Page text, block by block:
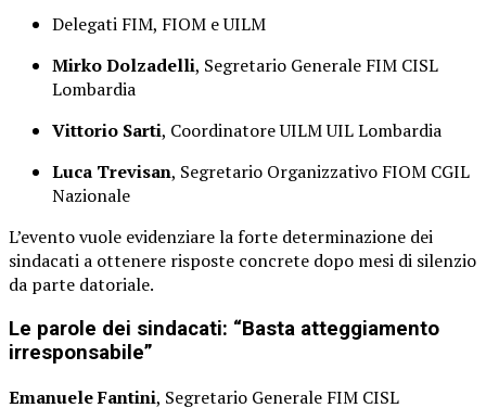
Delegati FIM, FIOM e UILM
Mirko Dolzadelli, Segretario Generale FIM CISL
Lombardia
Vittorio Sarti, Coordinatore UILM UIL Lombardia
Luca Trevisan, Segretario Organizzativo FIOM CGIL
Nazionale
L’evento vuole evidenziare la forte determinazione dei
sindacati a ottenere risposte concrete dopo mesi di silenzio
da parte datoriale.
Le parole dei sindacati: “Basta atteggiamento
irresponsabile”
Emanuele Fantini, Segretario Generale FIM CISL